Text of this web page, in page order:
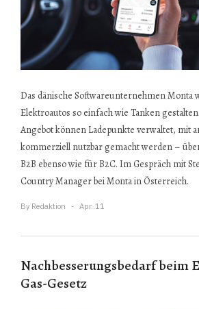
Das dänische Softwareunternehmen Monta
Elektroautos so einfach wie Tanken
Angebot können Ladepunkte verwaltet, mit
kommerziell nutzbar gemacht werden –
B2B ebenso wie für B2C. Im Gespräch mit
Country Manager bei Monta in Österreich.
By Redaktion Apr..11
Nachbesserungsbedarf beim
Gas-Gesetz